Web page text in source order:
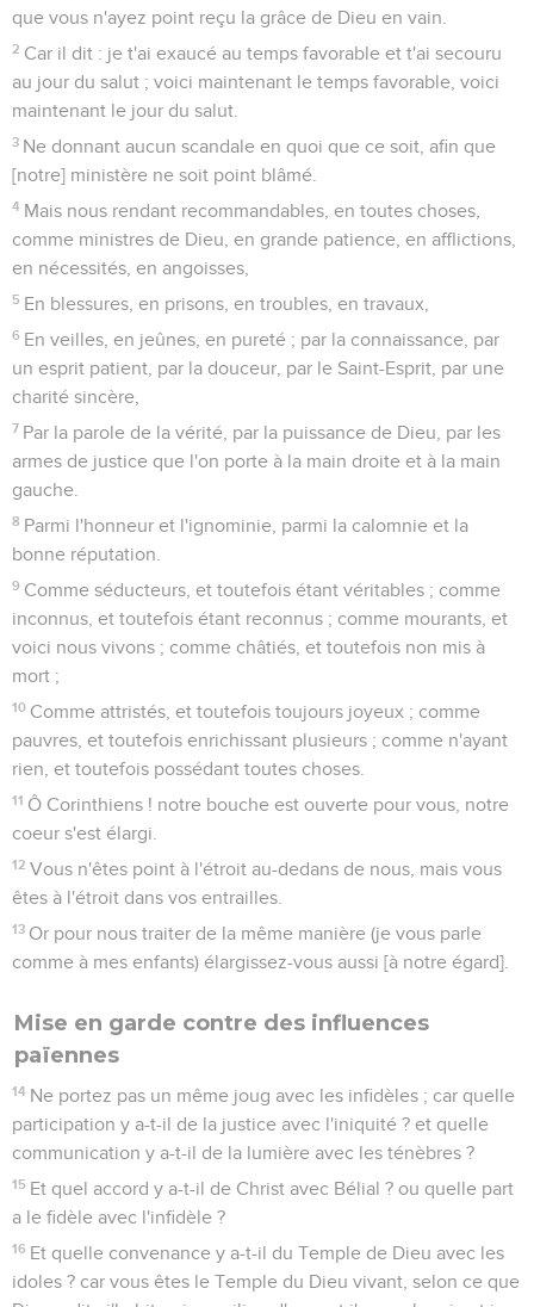
que vous n'ayez point reçu la grâce de Dieu en vain.
2 Car il dit : je t'ai exaucé au temps favorable et t'ai secouru
au jour du salut ; voici maintenant le temps favorable, voici
maintenant le jour du salut.
3 Ne donnant aucun scandale en quoi que ce soit, afin que
[notre] ministère ne soit point blâmé.
4 Mais nous rendant recommandables, en toutes choses,
comme ministres de Dieu, en grande patience, en afflictions,
en nécessités, en angoisses,
5 En blessures, en prisons, en troubles, en travaux,
6 En veilles, en jeûnes, en pureté ; par la connaissance, par
un esprit patient, par la douceur, par le Saint-Esprit, par une
charité sincère,
7 Par la parole de la vérité, par la puissance de Dieu, par les
armes de justice que l'on porte à la main droite et à la main
gauche.
8 Parmi l'honneur et l'ignominie, parmi la calomnie et la
bonne réputation.
9 Comme séducteurs, et toutefois étant véritables ; comme
inconnus, et toutefois étant reconnus ; comme mourants, et
voici nous vivons ; comme châtiés, et toutefois non mis à
mort ;
10 Comme attristés, et toutefois toujours joyeux ; comme
pauvres, et toutefois enrichissant plusieurs ; comme n'ayant
rien, et toutefois possédant toutes choses.
11 Ô Corinthiens ! notre bouche est ouverte pour vous, notre
coeur s'est élargi.
12 Vous n'êtes point à l'étroit au-dedans de nous, mais vous
êtes à l'étroit dans vos entrailles.
13 Or pour nous traiter de la même manière (je vous parle
comme à mes enfants) élargissez-vous aussi [à notre égard].
Mise en garde contre des influences
païennes
14 Ne portez pas un même joug avec les infidèles ; car quelle
participation y a-t-il de la justice avec l'iniquité ? et quelle
communication y a-t-il de la lumière avec les ténèbres ?
15 Et quel accord y a-t-il de Christ avec Bélial ? ou quelle part
a le fidèle avec l'infidèle ?
16 Et quelle convenance y a-t-il du Temple de Dieu avec les
idoles ? car vous êtes le Temple du Dieu vivant, selon ce que